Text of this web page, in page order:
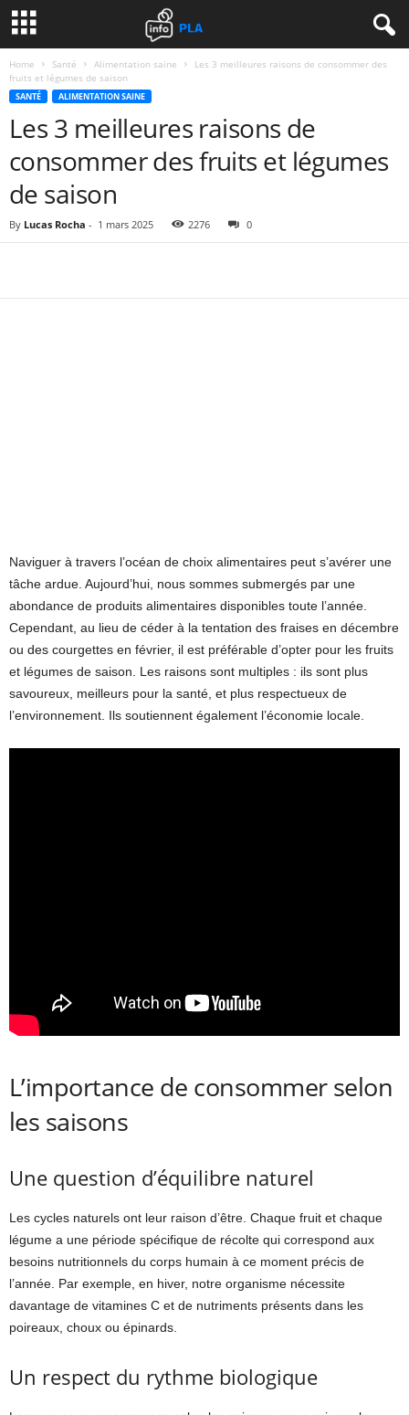
Home Santé Alimentation saine
Les 3 meilleures raisons de consommer des
fruits et légumes de saison
SANTÉ ALIMENTATION SAINE
Les 3 meilleures raisons de
consommer des fruits et légumes
de saison
By Lucas Rocha - 1 mars 2025 2276 0
Naviguer à travers l’océan de choix alimentaires peut s’avérer une
tâche ardue. Aujourd’hui, nous sommes submergés par une
abondance de produits alimentaires disponibles toute l’année.
Cependant, au lieu de céder à la tentation des fraises en décembre
ou des courgettes en février, il est préférable d’opter pour les fruits
et légumes de saison. Les raisons sont multiples : ils sont plus
savoureux, meilleurs pour la santé, et plus respectueux de
l’environnement. Ils soutiennent également l’économie locale.
L’importance de consommer selon
les saisons
Une question d’équilibre naturel
Les cycles naturels ont leur raison d’être. Chaque fruit et chaque
légume a une période spécifique de récolte qui correspond aux
besoins nutritionnels du corps humain à ce moment précis de
l’année. Par exemple, en hiver, notre organisme nécessite
davantage de vitamines C et de nutriments présents dans les
poireaux, choux ou épinards.
Un respect du rythme biologique